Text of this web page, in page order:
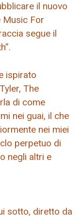
il nuovo
Music For
segue il
ispirato
The
di come
nei guai, il che
nei miei
perpetuo di
negli altri e
sotto, diretto da